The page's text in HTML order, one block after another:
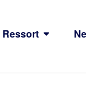
Ressort